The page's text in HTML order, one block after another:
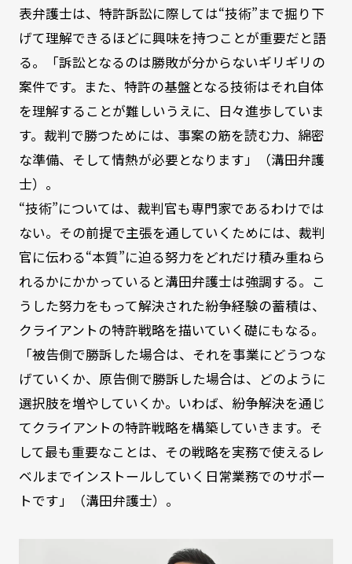
表弁護士は、特許訴訟に際しては“技術”まで掘り下
げて理解できるほどに興味を持つことが重要だと語
る。「訴訟となるのは勝敗が分からないギリギリの
案件です。また、特許の基盤となる技術はそれ自体
を理解することが難しいうえに、日々進歩していま
す。裁判で勝つためには、事案の筋を読む力、綿密
な準備、そして情熱が必要となります」（溝田弁護
士）。
“技術”については、裁判官も専門家であるわけでは
ない。その前提で主張を通していくためには、裁判
官に伝わる“本質”に迫る努力をどれだけ積み重ねら
れるかにかかっていると溝田弁護士は強調する。こ
うした努力をもって解決された紛争経験の蓄積は、
クライアントの特許戦略を描いていく礎にもなる。
「被告側で勝訴した場合は、それを事業にどうつな
げていくか、原告側で勝訴した場合は、どのように
選択肢を増やしていくか。いわば、紛争解決を通じ
てクライアントの特許戦略を構築していきます。そ
して最も重要なことは、その戦略を実務で使えるレ
ベルまでインストールしていく日常業務でのサポー
トです」（溝田弁護士）。